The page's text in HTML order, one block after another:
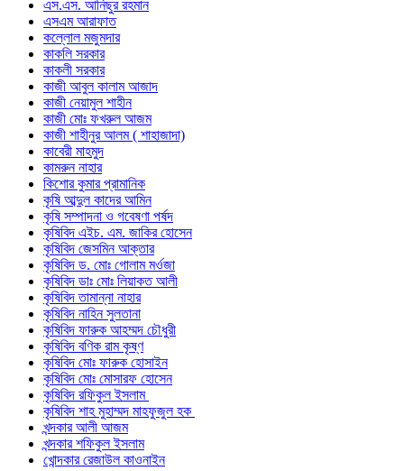
এস.এস. আনিছুর রহমান
এসএম আরাফাত
কল্লোল মজুমদার
কাকলি সরকার
কাকলী সরকার
কাজী আবুল কালাম আজাদ
কাজী নেয়ামুল শাহীন
কাজী মোঃ ফখরুল আজম
কাজী শাহীনুর আলম ( শাহাজাদা)
কাবেরী মাহমুদ
কামরুন নাহার
কিশোর কুমার প্রামানিক
কৃষি আব্দুল কাদের আমিন
কৃষি সম্পাদনা ও গবেষণা পর্ষদ
কৃষিবিদ এইচ. এম. জাকির হোসেন
কৃষিবিদ জেসমিন আক্তার
কৃষিবিদ ড. মোঃ গোলাম মর্ওজা
কৃষিবিদ ডাঃ মোঃ লিয়াকত আলী
কৃষিবিদ তামান্না নাহার
কৃষিবিদ নাহিন সুলতানা
কৃষিবিদ ফারুক আহম্মদ চৌধুরী
কৃষিবিদ বণিক রাম কৃষ্ণ
কৃষিবিদ মোঃ ফারুক হোসাইন
কৃষিবিদ মোঃ মোসারফ হোসেন
কৃষিবিদ রফিকুল ইসলাম
কৃষিবিদ শাহ মুহাম্মদ মাহফুজুল হক
খন্দকার আলী আজম
খন্দকার শফিকুল ইসলাম
খোন্দকার রেজাউল কাওনাইন